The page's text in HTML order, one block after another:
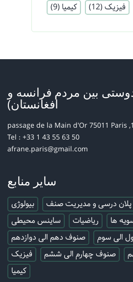
فیزیک (12) کیمیا (9)
بین مردم فرانسه و
افغانستان)
16,
Tel : +33 1 43 55 63 50
afrane.paris@gmail.com
سایر منابع
پلان درسی و مدیریت صنف
بیولوژی
ها
ریاضیات
ساینس محیطی
الی سوم
صنوف دهم الی دوازدهم
صنوف چهارم الی ششم
فیزیک
کیمیا